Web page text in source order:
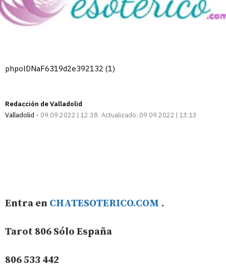
phpolDNaF6319d2e392132 (1)
Redacción de Valladolid
Valladolid
09.09.2022 | 12:38 Actualizado: 09.09.2022 | 13:13
Entra en CHATESOTERICO.COM .
Tarot 806 Sólo España
806 533 442